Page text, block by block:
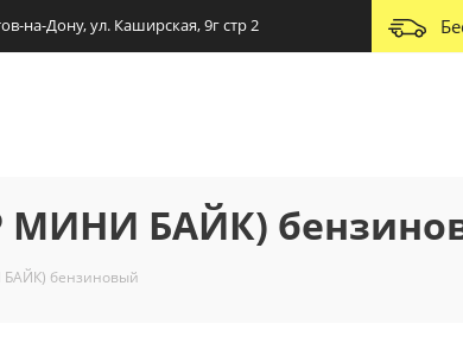
на-Дону, ул. Каширская, 9г стр 2
МИНИ БАЙК)
бензиновый